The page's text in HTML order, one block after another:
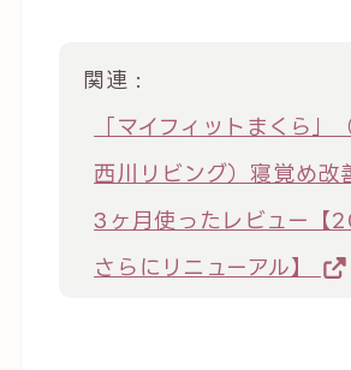
関連 :
「マイフィットまくら」
西川リビング）寝覚め
3ヶ月使ったレビュー【
さらにリニューアル】